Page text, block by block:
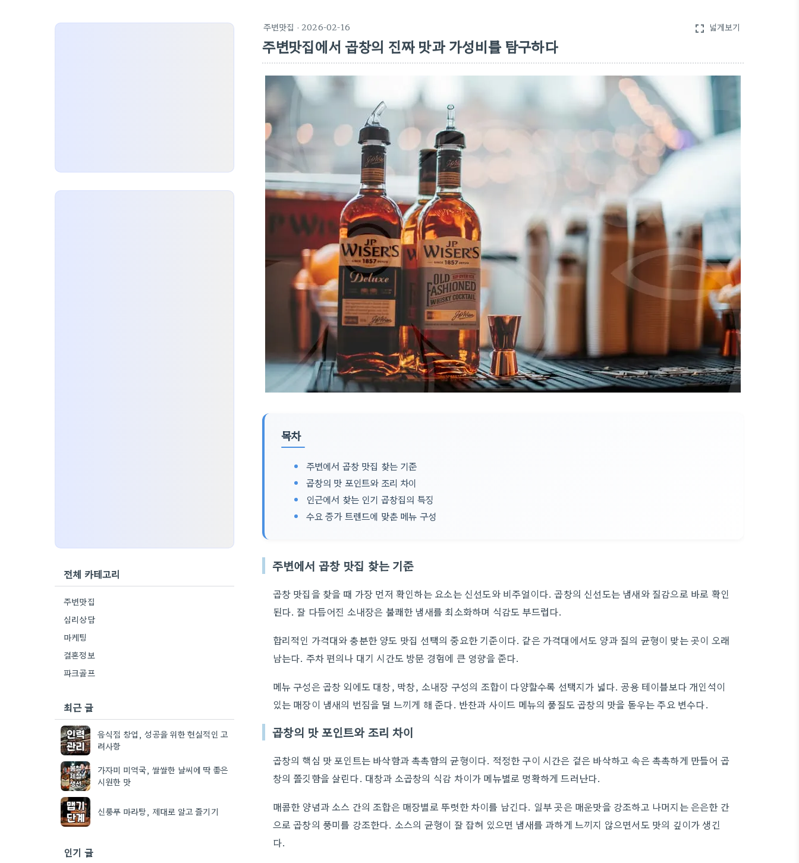
주변맛집 · 2026-02-16 fullscreen 넓게보기
주변맛집에서 곱창의 진짜 맛과 가성비를 탐구하다
목차
주변에서 곱창 맛집 찾는 기준
곱창의 맛 포인트와 조리 차이
인근에서 찾는 인기 곱창집의 특징
수요 증가 트렌드에 맞춘 메뉴 구성
주변에서 곱창 맛집 찾는 기준
곱창 맛집을 찾을 때 가장 먼저 확인하는 요소는 신선도와 비주얼이다. 곱창의 신선도는 냄새와 질감으로 바로 확인
된다. 잘 다듬어진 소내장은 불쾌한 냄새를 최소화하며 식감도 부드럽다.
합리적인 가격대와 충분한 양도 맛집 선택의 중요한 기준이다. 같은 가격대에서도 양과 질의 균형이 맞는 곳이 오래
남는다. 주차 편의나 대기 시간도 방문 경험에 큰 영향을 준다.
메뉴 구성은 곱창 외에도 대창, 막창, 소내장 구성의 조합이 다양할수록 선택지가 넓다. 공용 테이블보다 개인석이
있는 매장이 냄새의 번짐을 덜 느끼게 해 준다. 반찬과 사이드 메뉴의 품질도 곱창의 맛을 돋우는 주요 변수다.
곱창의 맛 포인트와 조리 차이
곱창의 핵심 맛 포인트는 바삭함과 촉촉함의 균형이다. 적정한 구이 시간은 겉은 바삭하고 속은 촉촉하게 만들어 곱
창의 쫄깃함을 살린다. 대창과 소곱창의 식감 차이가 메뉴별로 명확하게 드러난다.
매콤한 양념과 소스 간의 조합은 매장별로 뚜렷한 차이를 남긴다. 일부 곳은 매운맛을 강조하고 나머지는 은은한 간
으로 곱창의 풍미를 강조한다. 소스의 균형이 잘 잡혀 있으면 냄새를 과하게 느끼지 않으면서도 맛의 깊이가 생긴
다.
전체 카테고리
주변맛집
심리상담
마케팅
결혼정보
파크골프
최근 글
음식점 창업, 성공을 위한 현실적인 고
려사항
가자미 미역국, 쌀쌀한 날씨에 딱 좋은
시원한 맛
신룽푸 마라탕, 제대로 알고 즐기기
인기 글